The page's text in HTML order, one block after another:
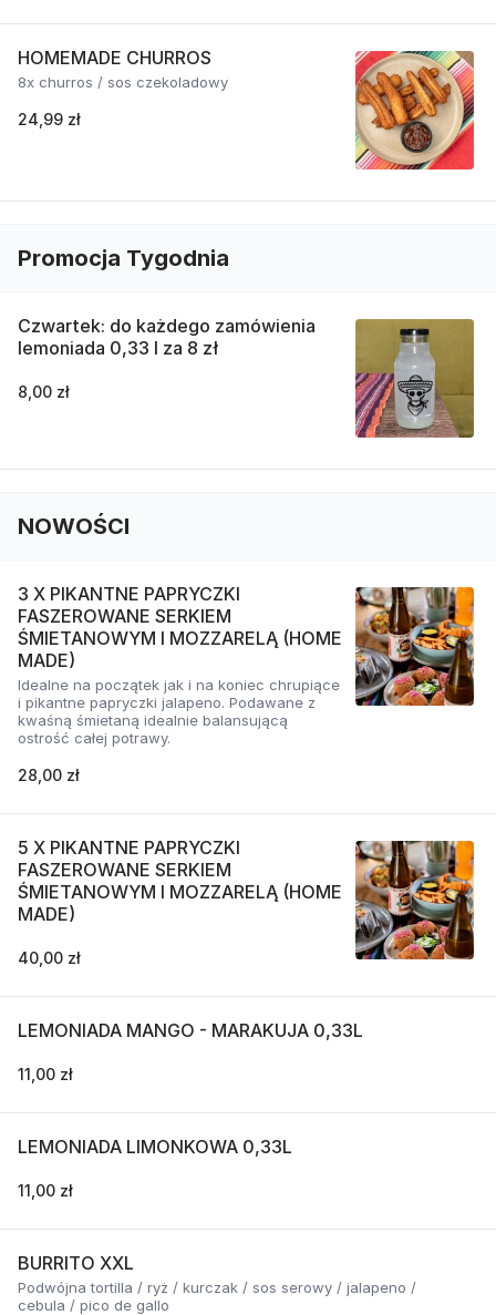
HOMEMADE CHURROS
8x churros / sos czekoladowy
24,99 zł
Promocja Tygodnia
Czwartek: do każdego zamówienia
lemoniada 0,33 l za 8 zł
8,00 zł
NOWOŚCI
3 X PIKANTNE PAPRYCZKI
FASZEROWANE SERKIEM
ŚMIETANOWYM I MOZZARELĄ (HOME
MADE)
Idealne na początek jak i na koniec chrupiące
i pikantne papryczki jalapeno. Podawane z
kwaśną śmietaną idealnie balansującą
ostrość całej potrawy.
28,00 zł
5 X PIKANTNE PAPRYCZKI
FASZEROWANE SERKIEM
ŚMIETANOWYM I MOZZARELĄ (HOME
MADE)
40,00 zł
LEMONIADA MANGO - MARAKUJA 0,33L
11,00 zł
LEMONIADA LIMONKOWA 0,33L
11,00 zł
BURRITO XXL
Podwójna tortilla / ryż / kurczak / sos serowy / jalapeno /
cebula / pico de gallo